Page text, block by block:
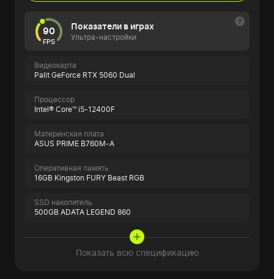
90
FPS
Показатели в играх
Ультра-настройки
Видеокарта
Palit GeForce RTX 5060 Dual
Процессор
Intel® Core™ i5-12400F
Материнская плата
ASUS PRIME B760M-A
Оперативная память
16GB Kingston FURY Beast RGB
SSD накопитель
500GB ADATA LEGEND 860
Показать всю спецификацию